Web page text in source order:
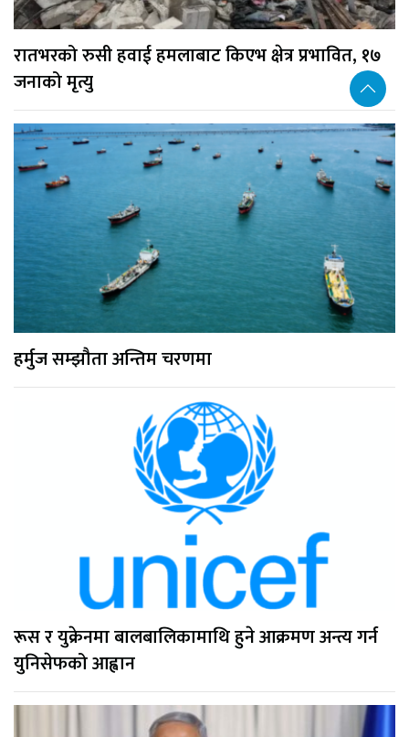
रातभरको रुसी हवाई हमलाबाट किएभ क्षेत्र प्रभावित, १७
जनाको मृत्यु
हर्मुज सम्झौता अन्तिम चरणमा
रूस र युक्रेनमा बालबालिकामाथि हुने आक्रमण अन्त्य गर्न
युनिसेफको आह्वान